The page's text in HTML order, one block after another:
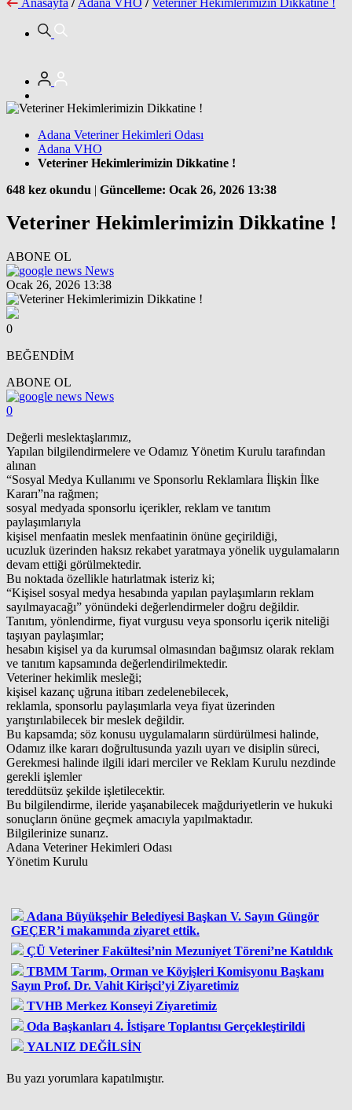
Adana Veteriner Hekimleri Odası
Adana VHO
Veteriner Hekimlerimizin Dikkatine !
648 kez okundu | Güncelleme: Ocak 26, 2026 13:38
Veteriner Hekimlerimizin Dikkatine !
ABONE OL
News
Ocak 26, 2026 13:38
0
BEĞENDİM
ABONE OL
News
0
Değerli meslektaşlarımız,
Yapılan bilgilendirmelere ve Odamız Yönetim Kurulu tarafından
alınan
“Sosyal Medya Kullanımı ve Sponsorlu Reklamlara İlişkin İlke
Kararı”na rağmen;
sosyal medyada sponsorlu içerikler, reklam ve tanıtım
paylaşımlarıyla
kişisel menfaatin meslek menfaatinin önüne geçirildiği,
ucuzluk üzerinden haksız rekabet yaratmaya yönelik uygulamaların
devam ettiği görülmektedir.
Bu noktada özellikle hatırlatmak isteriz ki;
“Kişisel sosyal medya hesabında yapılan paylaşımların reklam
sayılmayacağı” yönündeki değerlendirmeler doğru değildir.
Tanıtım, yönlendirme, fiyat vurgusu veya sponsorlu içerik niteliği
taşıyan paylaşımlar;
hesabın kişisel ya da kurumsal olmasından bağımsız olarak reklam
ve tanıtım kapsamında değerlendirilmektedir.
Veteriner hekimlik mesleği;
kişisel kazanç uğruna itibarı zedelenebilecek,
reklamla, sponsorlu paylaşımlarla veya fiyat üzerinden
yarıştırılabilecek bir meslek değildir.
Bu kapsamda; söz konusu uygulamaların sürdürülmesi halinde,
Odamız ilke kararı doğrultusunda yazılı uyarı ve disiplin süreci,
Gerekmesi halinde ilgili idari merciler ve Reklam Kurulu nezdinde
gerekli işlemler
tereddütsüz şekilde işletilecektir.
Bu bilgilendirme, ileride yaşanabilecek mağduriyetlerin ve hukuki
sonuçların önüne geçmek amacıyla yapılmaktadır.
Bilgilerinize sunarız.
Adana Veteriner Hekimleri Odası
Yönetim Kurulu
Adana Büyükşehir Belediyesi Başkan V. Sayın Güngör
GEÇER’i makamında ziyaret ettik.
ÇÜ Veteriner Fakültesi’nin Mezuniyet Töreni’ne Katıldık
TBMM Tarım, Orman ve Köyişleri Komisyonu Başkanı
Sayın Prof. Dr. Vahit Kirişci’yi Ziyaretimiz
TVHB Merkez Konseyi Ziyaretimiz
Oda Başkanları 4. İstişare Toplantısı Gerçekleştirildi
YALNIZ DEĞİLSİN
Bu yazı yorumlara kapatılmıştır.